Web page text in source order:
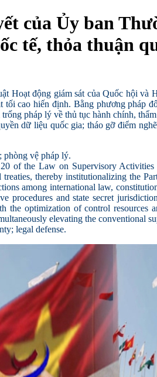
của Ủy ban
tế, thỏa thuận
Hoạt động giám sát của Quốc hội và
cao hiến định. Bằng phương pháp
pháp lý về thủ tục hành chính,
dữ liệu quốc gia; tháo gỡ điểm
phòng vệ pháp lý.
of the Law on Supervisory Activities
thereby institutionalizing the
among international law,
procedures and state secret
the optimization of control resources
elevating the conventional
legal defense.